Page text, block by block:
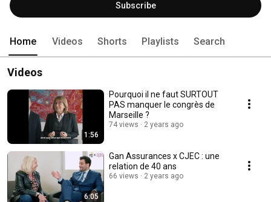
Subscribe
Home Videos Shorts Playlists Search
Videos
1:56
Pourquoi il ne faut SURTOUT
PAS manquer le congrès de
Marseille ?
74 views 2 years ago
6:05
Gan Assurances x CJEC : une
relation de 40 ans
66 views 2 years ago